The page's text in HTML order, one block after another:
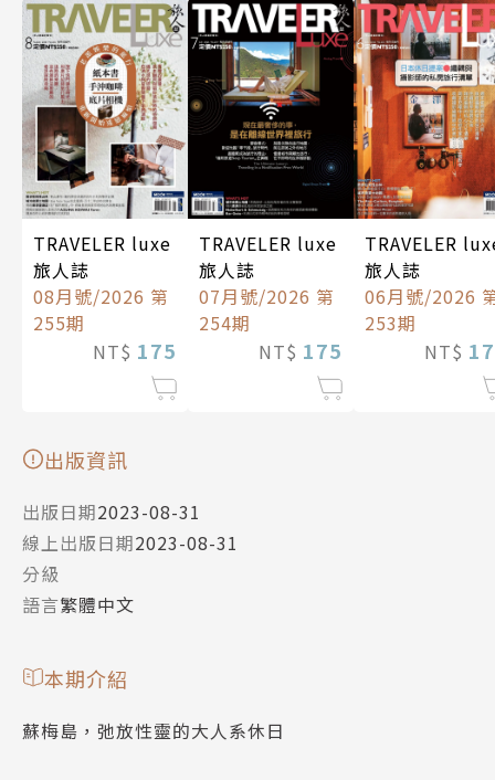
TRAVELER luxe
旅人誌
08月號/2026 第
255期
NT$ 175
TRAVELER luxe
旅人誌
07月號/2026 第
254期
NT$ 175
TRAVELER
旅人誌
06月號/2026
253期
NT$
出版資訊
出版日期2023-08-31
線上出版日期2023-08-31
分級
語言繁體中文
本期介紹
蘇梅島，弛放性靈的大人系休日